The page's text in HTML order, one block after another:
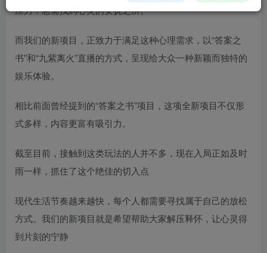
压力，急需找到心灵的安抚之所。
而我们的新项目，正致力于满足这种心理需求，以“答案之
书”和“九紫离火”直播的方式，呈现给大众一种新颖而独特的
娱乐体验。
相比前面曾经提到的“答案之书”项目，这项全新项目不仅形
式多样，内容更富有吸引力。
截至目前，接触到这类玩法的人并不多，现在入局正如及时
雨一样，抓住了这个绝佳的切入点
现代生活节奏越来越快，每个人都需要寻找属于自己的放松
方式。我们的新项目就是希望帮助大家解压释怀，让心灵得
到片刻的宁静